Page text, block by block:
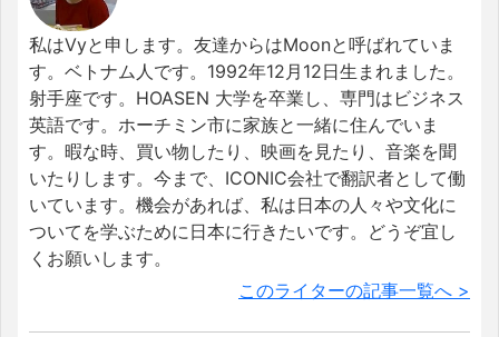
私はVyと申します。友達からはMoonと呼ばれていま
す。ベトナム人です。1992年12月12日生まれました。
射手座です。HOASEN 大学を卒業し、専門はビジネス
英語です。ホーチミン市に家族と一緒に住んでいま
す。暇な時、買い物したり、映画を見たり、音楽を聞
いたりします。今まで、ICONIC会社で翻訳者として働
いています。機会があれば、私は日本の人々や文化に
ついてを学ぶために日本に行きたいです。どうぞ宜し
くお願いします。
このライターの記事一覧へ >